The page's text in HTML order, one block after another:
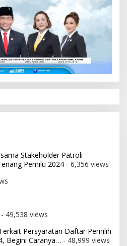
Stakeholder Patroli
Pemilu 2024 - 6,356 views
- 49,538 views
Persyaratan Daftar Pemilih
Begini Caranya… - 48,999 views